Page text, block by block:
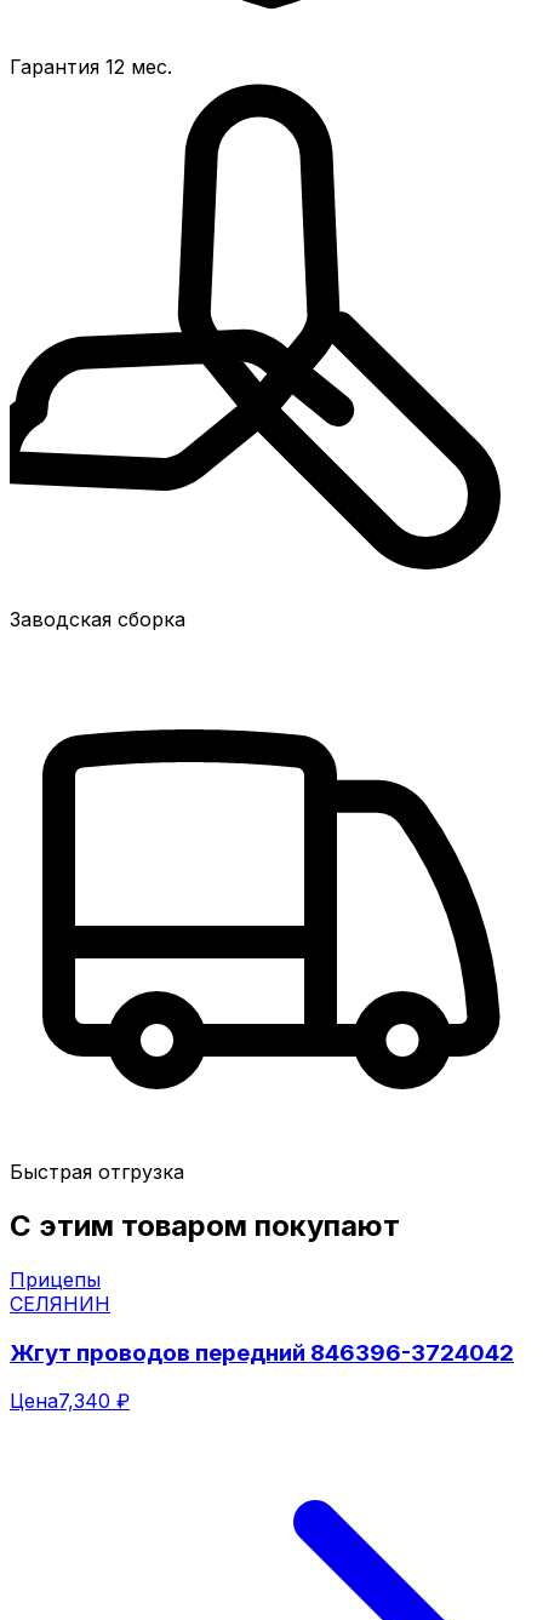
Гарантия 12 мес.
Заводская сборка
Быстрая отгрузка
С этим товаром покупают
Прицепы
СЕЛЯНИН
Жгут проводов передний 846396-3724042
Цена7,340 ₽